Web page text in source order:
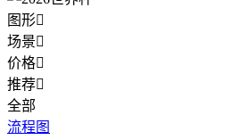
图形
场景
价格
推荐
全部
流程图